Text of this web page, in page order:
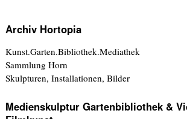
Archiv Hortopia
Kunst.Garten.Bibliothek.Mediathek
Sammlung Horn
Skulpturen, Installationen, Bilder
Medienskulptur Gartenbibliothek &